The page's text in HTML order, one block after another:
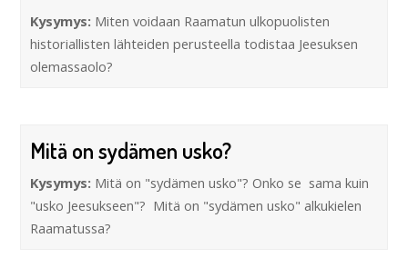
Kysymys: Miten voidaan Raamatun ulkopuolisten
historiallisten lähteiden perusteella todistaa Jeesuksen
olemassaolo?
Mitä on sydämen usko?
Kysymys: Mitä on "sydämen usko"? Onko se sama kuin
"usko Jeesukseen"? Mitä on "sydämen usko" alkukielen
Raamatussa?